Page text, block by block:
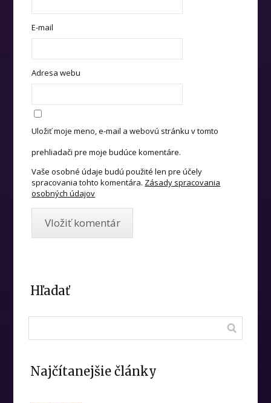
E-mail
Adresa webu
Uložiť moje meno, e-mail a webovú stránku v tomto
prehliadači pre moje budúce komentáre.
Vaše osobné údaje budú použité len pre účely
spracovania tohto komentára. Zásady spracovania
osobných údajov
Hľadať
Najčítanejšie články